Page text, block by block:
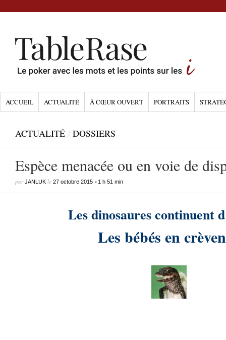
ACCUEIL ACTUALITÉ À CŒUR OUVERT PORTRAITS
ACTUALITÉ / DOSSIERS
Espèce menacée ou en voie de
parJANLUK le 27 octobre 2015 • 1 h 51 min
Les dinosaures continuent
Les bébés en